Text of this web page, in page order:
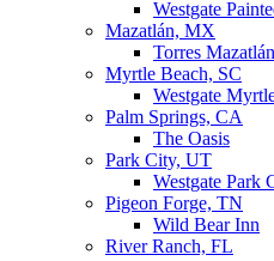
Westgate
Mazatlán, MX
Torres Mazatlán
Myrtle Beach, SC
Westgate
Palm Springs, CA
The Oasis
Park City, UT
Westgate Park
Pigeon Forge, TN
Wild Bear Inn
River Ranch, FL